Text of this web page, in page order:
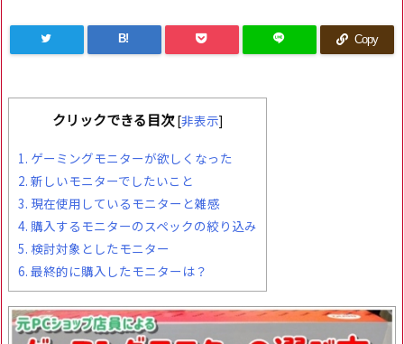
B! Copy
クリックできる目次 [非表示]
1. ゲーミングモニターが欲しくなった
2. 新しいモニターでしたいこと
3. 現在使用しているモニターと雑感
4. 購入するモニターのスペックの絞り込み
5. 検討対象としたモニター
6. 最終的に購入したモニターは？